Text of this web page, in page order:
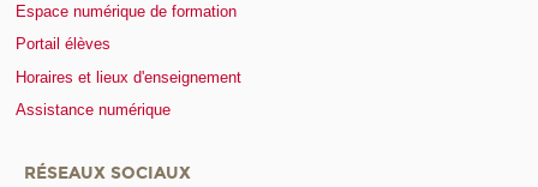
Espace numérique de formation
Portail élèves
Horaires et lieux d'enseignement
Assistance numérique
RÉSEAUX SOCIAUX